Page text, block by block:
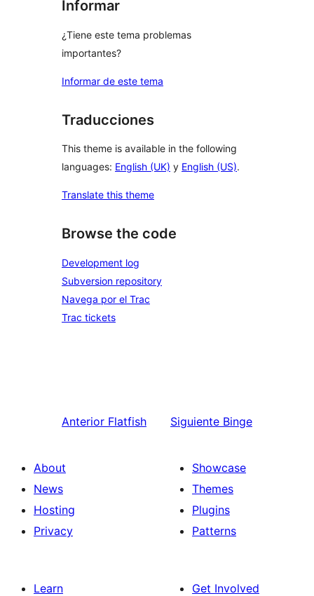
Informar
¿Tiene este tema problemas
importantes?
Informar de este tema
Traducciones
This theme is available in the following
languages: English (UK) y English (US).
Translate this theme
Browse the code
Development log
Subversion repository
Navega por el Trac
Trac tickets
Anterior Flatfish Siguiente Binge
About
News
Hosting
Privacy
Showcase
Themes
Plugins
Patterns
Learn
Get Involved